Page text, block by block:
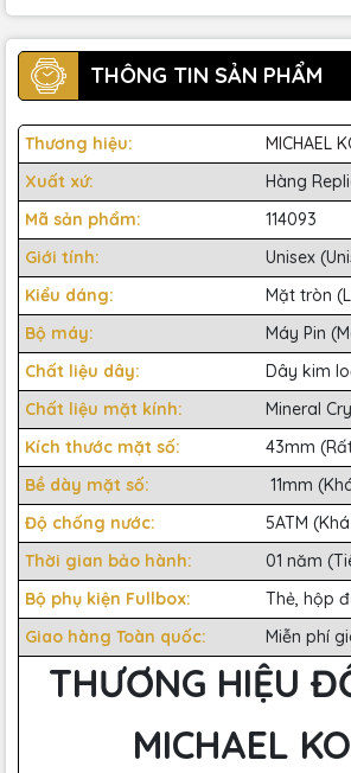
THÔNG TIN SẢN PHẨM
Thương hiệu:
MICHAEL
Xuất xứ:
Hàng
Mã sản phẩm:
114093
Giới tính:
Unisex
Kiểu dáng:
Mặt tròn
Bộ máy:
Máy Pin
Chất liệu dây:
Dây kim
Chất liệu mặt kính:
Mineral
Kích thước mặt số:
43mm
Bề dày mặt số:
11mm
Độ chống nước:
5ATM
Thời gian bảo hành:
01 năm
Bộ phụ kiện Fullbox:
Thẻ, hộp
Giao hàng Toàn quốc:
Miễn phí
THƯƠNG HIỆU
MICHAEL